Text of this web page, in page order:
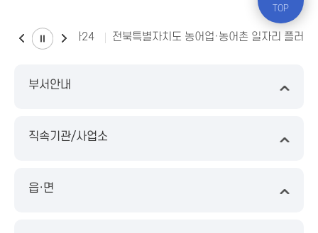
소비자24 전북특별자치도 농어업·농어촌 일자리 플러스
부서안내
직속기관/사업소
읍·면
TOP